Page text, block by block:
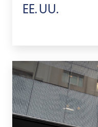
EE. UU.